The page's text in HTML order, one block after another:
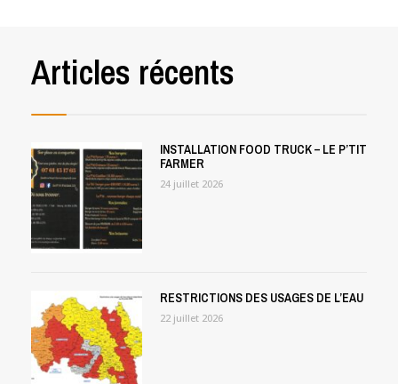
Articles récents
INSTALLATION FOOD TRUCK – LE P’TIT
FARMER
24 juillet 2026
RESTRICTIONS DES USAGES DE L’EAU
22 juillet 2026